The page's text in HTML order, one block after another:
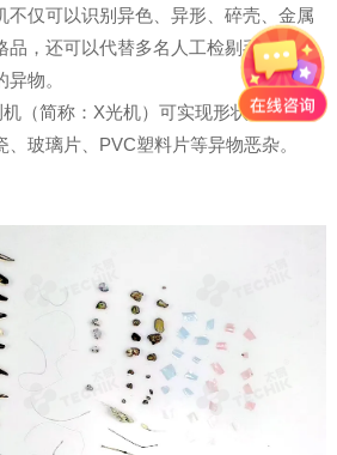
不仅可以识别异色、异形、碎壳、金属
品，还可以代替多名人工检剔毛发、细
物。
（简称：X光机）可实现形状+材质双
玻璃片、PVC塑料片等异物恶杂。